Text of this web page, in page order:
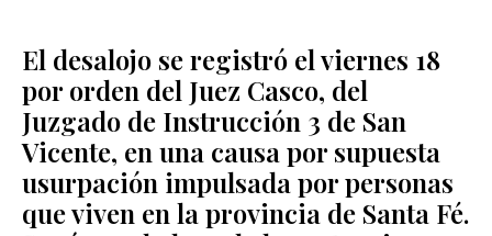
El desalojo se registró el viernes 18
por orden del Juez Casco, del
Juzgado de Instrucción 3 de San
Vicente, en una causa por supuesta
usurpación impulsada por personas
que viven en la provincia de Santa Fé.